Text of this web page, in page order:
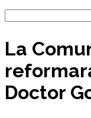
La
Doctor